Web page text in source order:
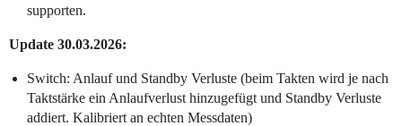
supporten.
Update 30.03.2026:
Switch: Anlauf und Standby Verluste (beim Takten wird je nach
Taktstärke ein Anlaufverlust hinzugefügt und Standby Verluste
addiert. Kalibriert an echten Messdaten)